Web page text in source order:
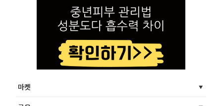
마켓